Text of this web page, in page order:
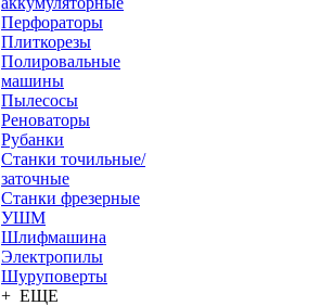
Перфораторы
Плиткорезы
Полировальные
машины
Пылесосы
Реноваторы
Рубанки
Станки точильные/
заточные
Станки фрезерные
УШМ
Шлифмашина
Электропилы
Шуруповерты
+ ЕЩЕ